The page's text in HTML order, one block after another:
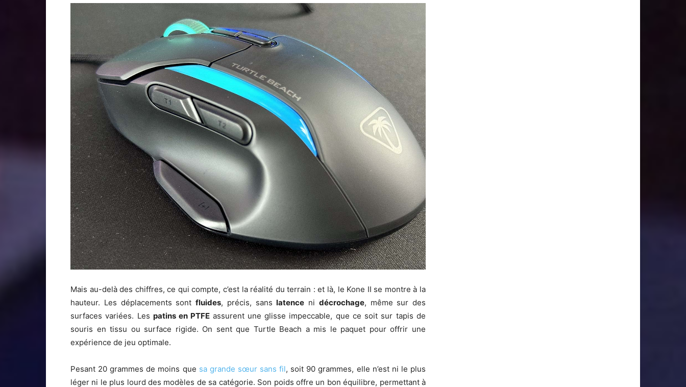
Mais au-delà des chiffres, ce qui compte, c’est la réalité du terrain : et là, le Kone II se montre à la
hauteur. Les déplacements sont fluides, précis, sanslatence ni décrochage, même sur des
surfaces variées. Les patins en PTFE assurent une glisse impeccable, que ce soit sur tapis de
souris en tissu ou surface rigide. On sent que Turtle Beach a mis le paquet pour offrir une
expérience de jeu optimale.
Pesant 20 grammes de moins que sa grande sœur sans fil, soit 90 grammes, elle n’est ni le plus
léger ni le plus lourd des modèles de sa catégorie. Son poids offre un bon équilibre, permettant à